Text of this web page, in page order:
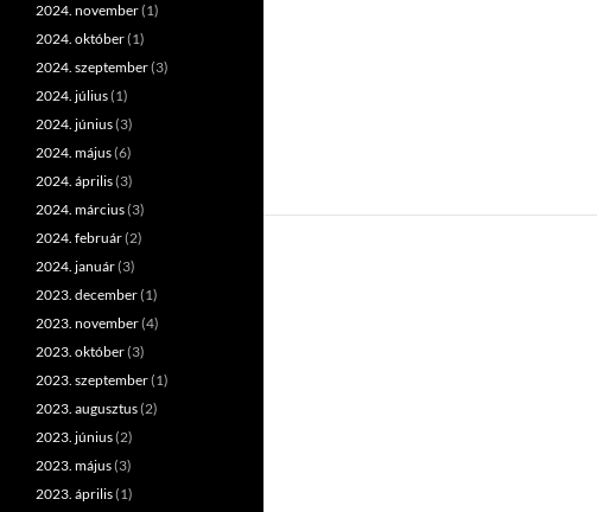
2024. november(1)
2024. október(1)
2024. szeptember(3)
2024. július(1)
2024. június(3)
2024. május(6)
2024. április(3)
2024. március(3)
2024. február(2)
2024. január(3)
2023. december(1)
2023. november(4)
2023. október(3)
2023. szeptember(1)
2023. augusztus(2)
2023. június(2)
2023. május(3)
2023. április(1)